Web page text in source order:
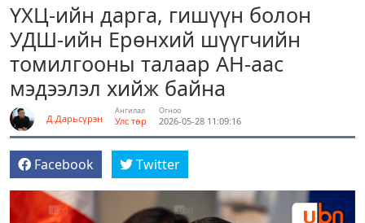
ҮХЦ-ийн дарга, гишүүн болон
УДШ-ийн Ерөнхий шүүгчийн
томилгооны талаар АН-аас
мэдээлэл хийж байна
Д.Дарьсүрэн
Ангилал
Улс төр
Огноо
2026-05-28 11:09:16
Facebook Twitter